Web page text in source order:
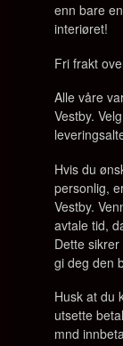
enn bare
interiøret!
Fri frakt
Alle våre
Vestby.
Hvis du
personlig,
Vestby.
avtale tid,
Dette
gi deg den
Husk at du
utsette
mnd